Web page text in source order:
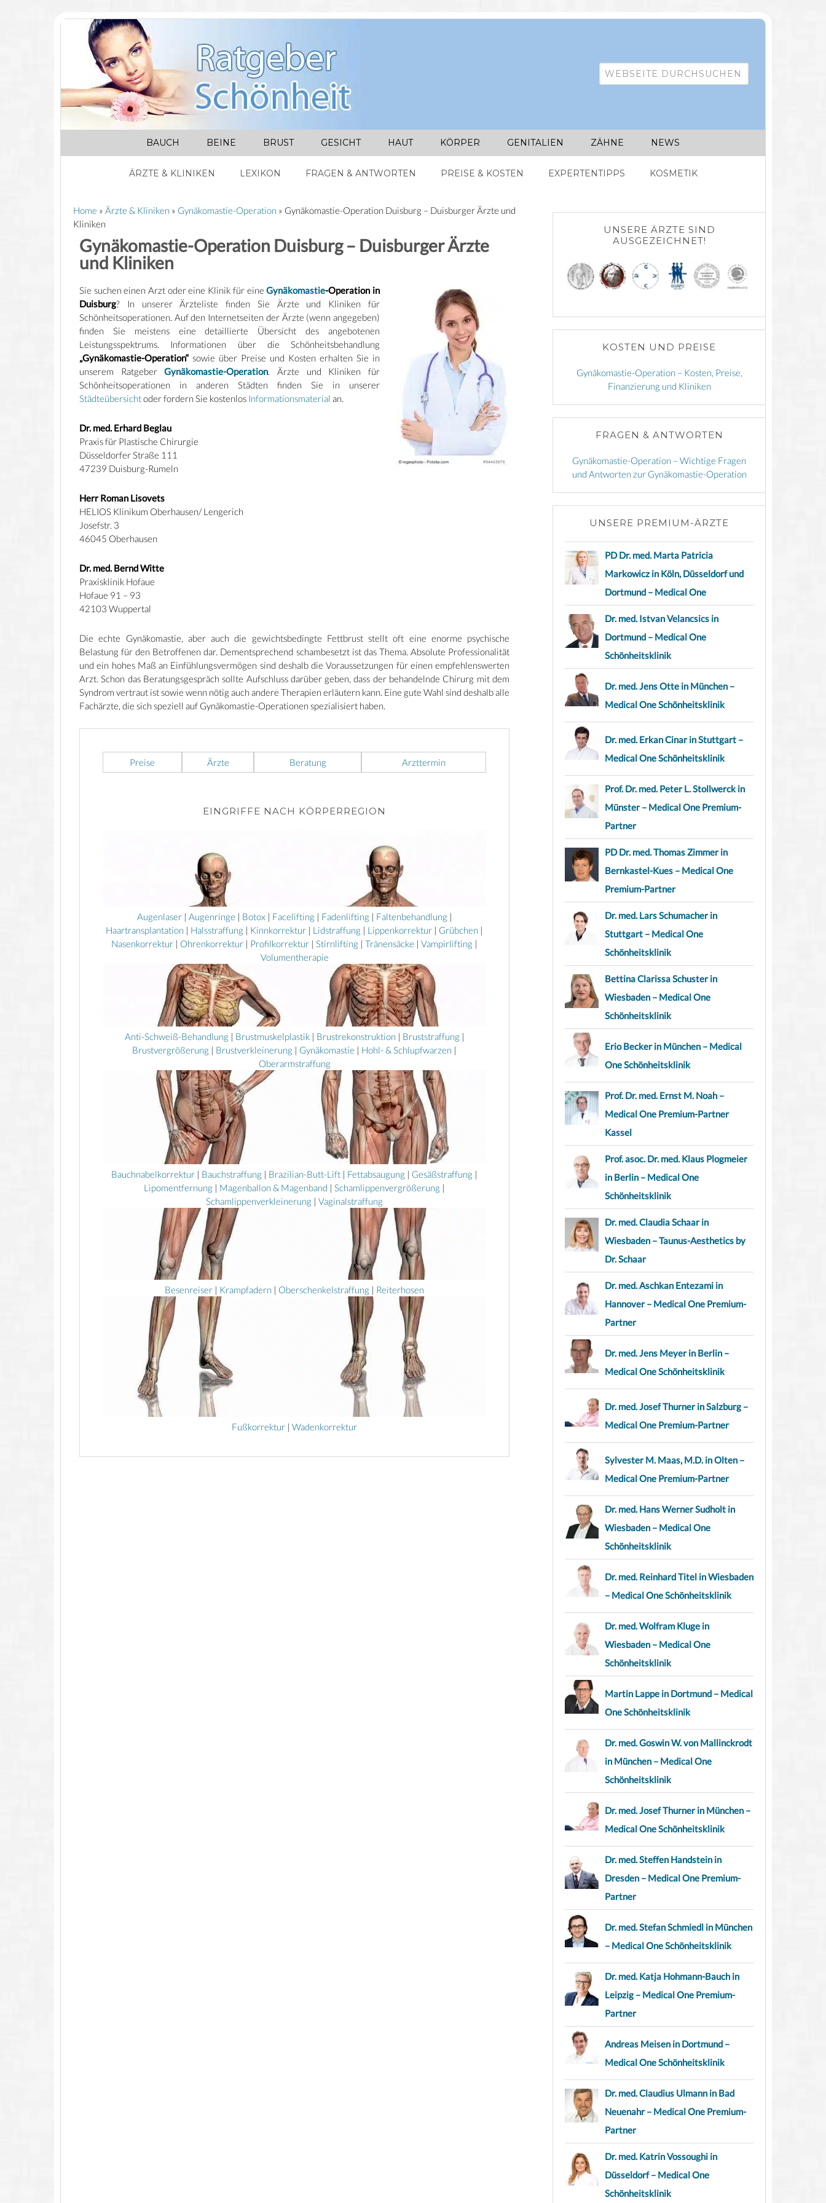
BAUCH BEINE BRUST GESICHT HAUT KÖRPER GENITALIEN ZÄHNE NEWS
ÄRZTE & KLINIKEN LEXIKON FRAGEN & ANTWORTEN PREISE & KOSTEN EXPERTENTIPPS KOSMETIK
Home » Ärzte & Kliniken » Gynäkomastie-Operation » Gynäkomastie-Operation Duisburg – Duisburger Ärzte und
Kliniken
Gynäkomastie-Operation Duisburg – Duisburger Ärzte
und Kliniken
Sie suchen einen Arzt oder eine Klinik für eineGynäkomastie-Operation in
Duisburg? In unserer Ärzteliste finden Sie Ärzte und Kliniken für
Schönheitsoperationen. Auf den Internetseiten der Ärzte (wenn angegeben)
finden Sie meistens eine detaillierte Übersicht des angebotenen
Leistungsspektrums. Informationen über die Schönheitsbehandlung
„Gynäkomastie-Operation“ sowie über Preise und Kosten erhalten Sie in
unserem RatgeberGynäkomastie-Operation. Ärzte und Kliniken für
Schönheitsoperationen in anderen Städten finden Sie in unserer
Städteübersichtoder fordern Sie kostenlos Informationsmaterial an.
Dr. med. Erhard Beglau
Praxis für Plastische Chirurgie
Düsseldorfer Straße 111
47239 Duisburg-Rumeln
Herr Roman Lisovets
HELIOS Klinikum Oberhausen/ Lengerich
Josefstr. 3
46045 Oberhausen
Dr. med. Bernd Witte
Praxisklinik Hofaue
Hofaue 91 – 93
42103 Wuppertal
Die echte Gynäkomastie, aber auch die gewichtsbedingte Fettbrust stellt oft eine enorme psychische
Belastung für den Betroffenen dar. Dementsprechend schambesetzt ist das Thema. Absolute Professionalität
und ein hohes Maß an Einfühlungsvermögen sind deshalb die Voraussetzungen für einen empfehlenswerten
Arzt. Schon das Beratungsgespräch sollte Aufschluss darüber geben, dass der behandelnde Chirurg mit dem
Syndrom vertraut ist sowie wenn nötig auch andere Therapien erläutern kann. Eine gute Wahl sind deshalb alle
Fachärzte, die sich speziell auf Gynäkomastie-Operationen spezialisiert haben.
Preise Ärzte Beratung Arzttermin
EINGRIFFE NACH KÖRPERREGION
Augenlaser| Augenringe | Botox| Facelifting | Fadenlifting | Faltenbehandlung |
Haartransplantation | Halsstraffung | Kinnkorrektur | Lidstraffung | Lippenkorrektur | Grübchen |
Nasenkorrektur | Ohrenkorrektur | Profilkorrektur | Stirnlifting | Tränensäcke | Vampirlifting |
Volumentherapie
Anti-Schweiß-Behandlung | Brustmuskelplastik| Brustrekonstruktion | Bruststraffung |
Brustvergrößerung | Brustverkleinerung | Gynäkomastie | Hohl- & Schlupfwarzen |
Oberarmstraffung
Bauchnabelkorrektur | Bauchstraffung | Brazilian-Butt-Lift | Fettabsaugung | Gesäßstraffung |
Lipomentfernung | Magenballon & Magenband | Schamlippenvergrößerung |
Schamlippenverkleinerung | Vaginalstraffung
Besenreiser | Krampfadern | Oberschenkelstraffung | Reiterhosen
Fußkorrektur | Wadenkorrektur
UNSERE ÄRZTE SIND
AUSGEZEICHNET!
KOSTEN UND PREISE
Gynäkomastie-Operation – Kosten, Preise,
Finanzierung und Kliniken
FRAGEN & ANTWORTEN
Gynäkomastie-Operation – Wichtige Fragen
und Antworten zur Gynäkomastie-Operation
UNSERE PREMIUM-ÄRZTE
PD Dr. med. Marta Patricia
Markowicz in Köln, Düsseldorf und
Dortmund – Medical One
Dr. med. Istvan Velancsics in
Dortmund – Medical One
Schönheitsklinik
Dr. med. Jens Otte in München –
Medical One Schönheitsklinik
Dr. med. Erkan Cinar in Stuttgart –
Medical One Schönheitsklinik
Prof. Dr. med. Peter L. Stollwerck in
Münster – Medical One Premium-
Partner
PD Dr. med. Thomas Zimmer in
Bernkastel-Kues – Medical One
Premium-Partner
Dr. med. Lars Schumacher in
Stuttgart – Medical One
Schönheitsklinik
Bettina Clarissa Schuster in
Wiesbaden – Medical One
Schönheitsklinik
Erio Becker in München – Medical
One Schönheitsklinik
Prof. Dr. med. Ernst M. Noah –
Medical One Premium-Partner
Kassel
Prof. asoc. Dr. med. Klaus Plogmeier
in Berlin – Medical One
Schönheitsklinik
Dr. med. Claudia Schaar in
Wiesbaden – Taunus-Aesthetics by
Dr. Schaar
Dr. med. Aschkan Entezami in
Hannover – Medical One Premium-
Partner
Dr. med. Jens Meyer in Berlin –
Medical One Schönheitsklinik
Dr. med. Josef Thurner in Salzburg –
Medical One Premium-Partner
Sylvester M. Maas, M.D. in Olten –
Medical One Premium-Partner
Dr. med. Hans Werner Sudholt in
Wiesbaden – Medical One
Schönheitsklinik
Dr. med. Reinhard Titel in Wiesbaden
– Medical One Schönheitsklinik
Dr. med. Wolfram Kluge in
Wiesbaden – Medical One
Schönheitsklinik
Martin Lappe in Dortmund – Medical
One Schönheitsklinik
Dr. med. Goswin W. von Mallinckrodt
in München – Medical One
Schönheitsklinik
Dr. med. Josef Thurner in München –
Medical One Schönheitsklinik
Dr. med. Steffen Handstein in
Dresden – Medical One Premium-
Partner
Dr. med. Stefan Schmiedl in München
– Medical One Schönheitsklinik
Dr. med. Katja Hohmann-Bauch in
Leipzig – Medical One Premium-
Partner
Andreas Meisen in Dortmund –
Medical One Schönheitsklinik
Dr. med. Claudius Ulmann in Bad
Neuenahr – Medical One Premium-
Partner
Dr. med. Katrin Vossoughi in
Düsseldorf – Medical One
Schönheitsklinik